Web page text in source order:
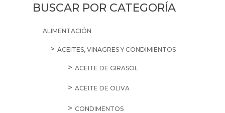
BUSCAR POR CATEGORÍA
ALIMENTACIÓN
ACEITES, VINAGRES Y CONDIMIENTOS
ACEITE DE GIRASOL
ACEITE DE OLIVA
CONDIMENTOS